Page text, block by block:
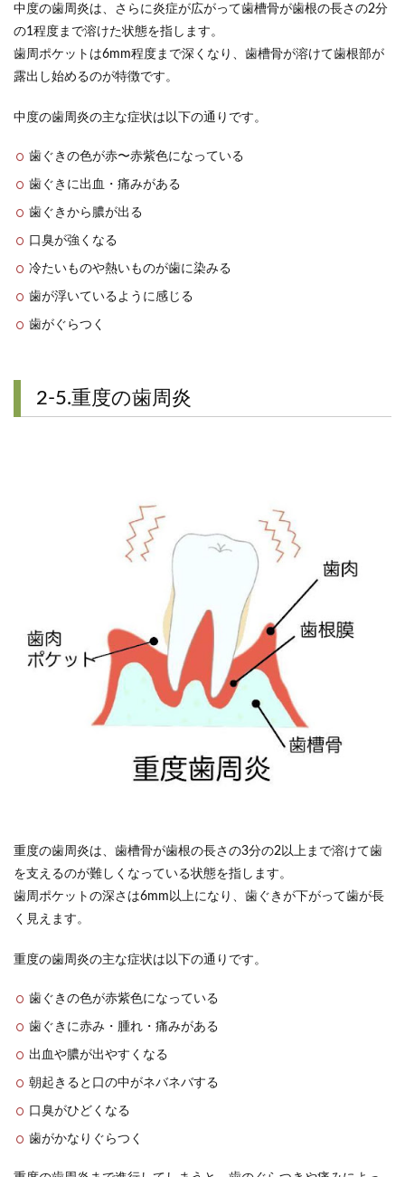
中度の歯周炎は、さらに炎症が広がって歯槽骨が歯根の長さの2分
の1程度まで溶けた状態を指します。
歯周ポケットは6mm程度まで深くなり、歯槽骨が溶けて歯根部が
露出し始めるのが特徴です。
中度の歯周炎の主な症状は以下の通りです。
歯ぐきの色が赤〜赤紫色になっている
歯ぐきに出血・痛みがある
歯ぐきから膿が出る
口臭が強くなる
冷たいものや熱いものが歯に染みる
歯が浮いているように感じる
歯がぐらつく
2-5.重度の歯周炎
重度の歯周炎は、歯槽骨が歯根の長さの3分の2以上まで溶けて歯
を支えるのが難しくなっている状態を指します。
歯周ポケットの深さは6mm以上になり、歯ぐきが下がって歯が長
く見えます。
重度の歯周炎の主な症状は以下の通りです。
歯ぐきの色が赤紫色になっている
歯ぐきに赤み・腫れ・痛みがある
出血や膿が出やすくなる
朝起きると口の中がネバネバする
口臭がひどくなる
歯がかなりぐらつく